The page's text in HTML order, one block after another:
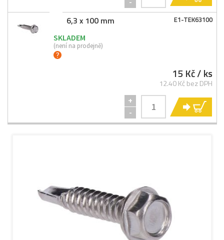
E1-TEK63100
6,3 x 100 mm
SKLADEM
(není na prodejně)
15 Kč/ ks
12.40 Kč bez DPH
+
-